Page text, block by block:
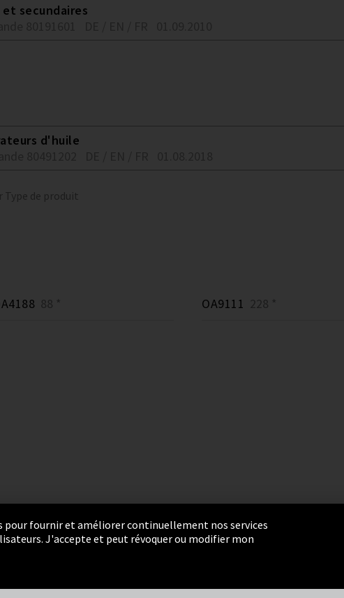
secundaires
d'huile
de produit
88 * OA9111 228 *
pour fournir et améliorer continuellement nos services
J'accepte et peut révoquer ou modifier mon